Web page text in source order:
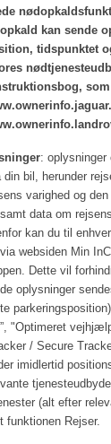
kan sende
tidspunktet
: oplysninger
din bil, herunder
varighed og
data om
kan du til
websiden Min
Dette vil
oplysninger
"Optimeret
/ Secure
imidlertid
(alt efter
funktionen Rejser.